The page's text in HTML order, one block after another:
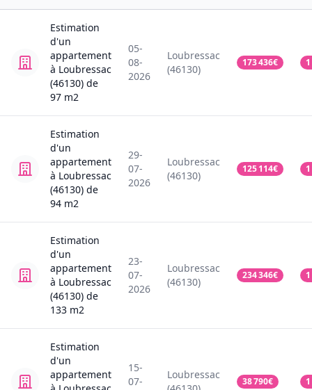
Estimation
d'un
appartement
à Loubressac
(46130) de
97 m2
05-
08-
2026
Loubressac
(46130)
173 436€
Estimation
d'un
appartement
à Loubressac
(46130) de
94 m2
29-
07-
2026
Loubressac
(46130)
125 114€
Estimation
d'un
appartement
à Loubressac
(46130) de
133 m2
23-
07-
2026
Loubressac
(46130)
234 346€
Estimation
d'un
appartement
15-
07-
Loubressac
38 790€